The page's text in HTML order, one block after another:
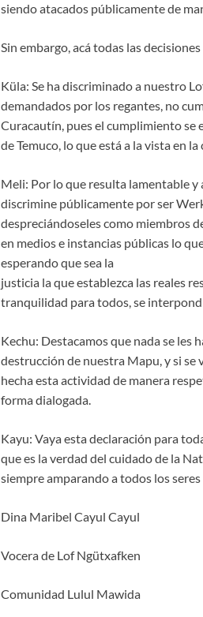
siendo atacados públicamente de
Sin embargo, acá todas las
Küla: Se ha discriminado a nuestro
demandados por los regantes, no
Curacautín, pues el cumplimiento se
de Temuco, lo que está a la vista en
Meli: Por lo que resulta lamentable
discrimine públicamente por ser
despreciándoseles como miembros
en medios e instancias públicas lo
esperando que sea la
justicia la que establezca las reales
tranquilidad para todos, se
Kechu: Destacamos que nada se les
destrucción de nuestra Mapu, y si se
hecha esta actividad de manera
forma dialogada.
Kayu: Vaya esta declaración para
que es la verdad del cuidado de la
siempre amparando a todos los
Dina Maribel Cayul Cayul
Vocera de Lof Ngütxafken
Comunidad Lulul Mawida